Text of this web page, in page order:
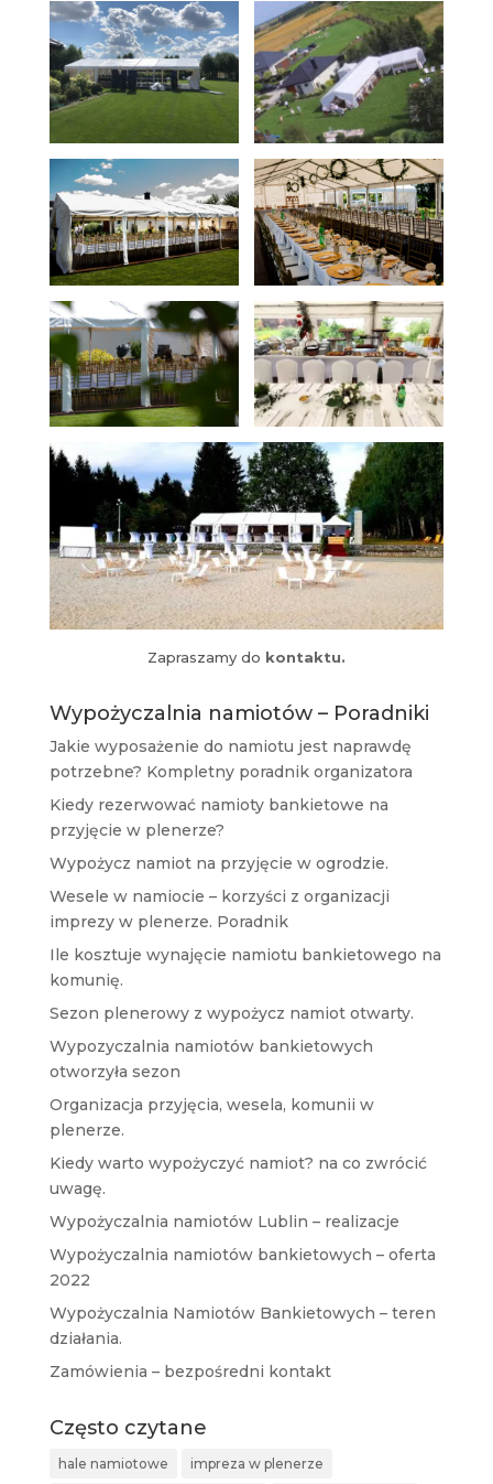
Zapraszamy do kontaktu.
Wypożyczalnia namiotów – Poradniki
Jakie wyposażenie do namiotu jest naprawdę
potrzebne? Kompletny poradnik organizatora
Kiedy rezerwować namioty bankietowe na
przyjęcie w plenerze?
Wypożycz namiot na przyjęcie w ogrodzie.
Wesele w namiocie – korzyści z organizacji
imprezy w plenerze. Poradnik
Ile kosztuje wynajęcie namiotu bankietowego na
komunię.
Sezon plenerowy z wypożycz namiot otwarty.
Wypozyczalnia namiotów bankietowych
otworzyła sezon
Organizacja przyjęcia, wesela, komunii w
plenerze.
Kiedy warto wypożyczyć namiot? na co zwrócić
uwagę.
Wypożyczalnia namiotów Lublin – realizacje
Wypożyczalnia namiotów bankietowych – oferta
2022
Wypożyczalnia Namiotów Bankietowych – teren
działania.
Zamówienia – bezpośredni kontakt
Często czytane
hale namiotowe impreza w plenerze